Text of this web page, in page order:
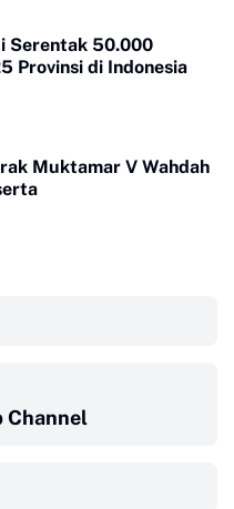
Serentak 50.000
Provinsi di Indonesia
Muktamar V Wahdah
Channel